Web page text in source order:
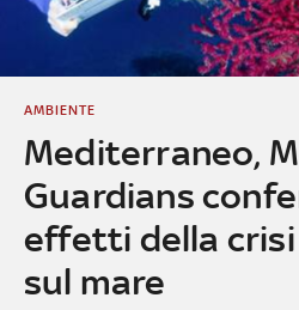
Mediterraneo,
Guardians
effetti della
sul mare
AMBIENTE